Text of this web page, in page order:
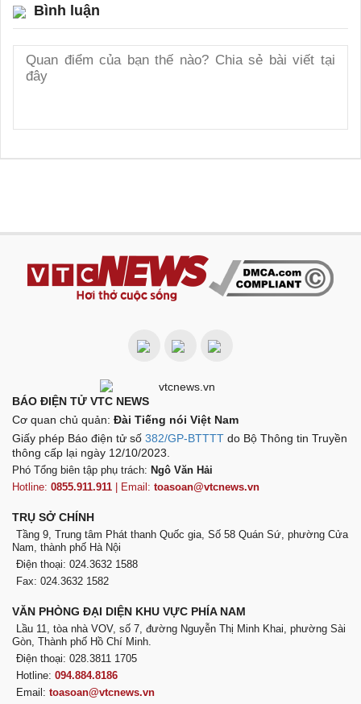
Bình luận
BÁO ĐIỆN TỬ VTC NEWS
Cơ quan chủ quản: Đài Tiếng nói Việt Nam
Giấy phép Báo điện tử số 382/GP-BTTTT do Bộ Thông tin Truyền
thông cấp lại ngày 12/10/2023.
Phó Tổng biên tập phụ trách: Ngô Văn Hải
Hotline: 0855.911.911 | Email: toasoan@vtcnews.vn
TRỤ SỞ CHÍNH
Tầng 9, Trung tâm Phát thanh Quốc gia, Số 58 Quán Sứ, phường Cửa
Nam, thành phố Hà Nội
Điện thoại: 024.3632 1588
Fax: 024.3632 1582
VĂN PHÒNG ĐẠI DIỆN KHU VỰC PHÍA NAM
Lầu 11, tòa nhà VOV, số 7, đường Nguyễn Thị Minh Khai, phường Sài
Gòn, Thành phố Hồ Chí Minh.
Điện thoại: 028.3811 1705
Hotline: 094.884.8186
Email: toasoan@vtcnews.vn